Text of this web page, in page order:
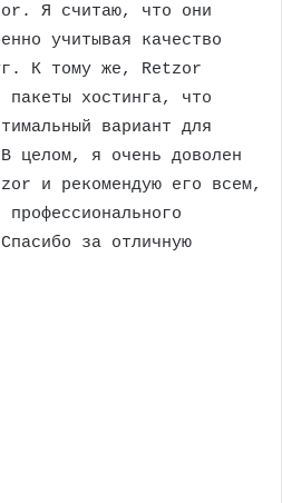
Я считаю, что они
учитывая качество
К тому же, Retzor
пакеты хостинга, что
вариант для
целом, я очень доволен
и рекомендую его всем,
за отличную